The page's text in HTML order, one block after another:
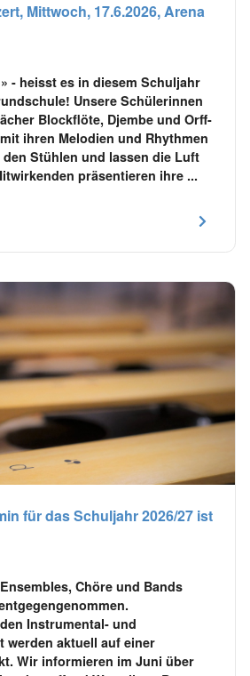
Mittwoch, 17.6.2026, Arena
- heisst es in diesem Schuljahr
Unsere Schülerinnen
Blockflöte, Djembe und Orff-
ihren Melodien und Rhythmen
Stühlen und lassen die Luft
präsentieren ihre ...
für das Schuljahr 2026/27 ist
Chöre und Bands
Instrumental- und
werden aktuell auf einer
Wir informieren im Juni über